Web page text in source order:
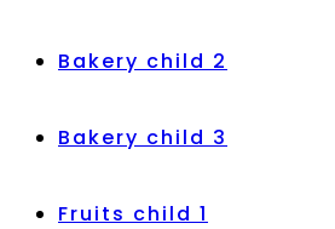
Bakery child 2
Bakery child 3
Fruits child 1